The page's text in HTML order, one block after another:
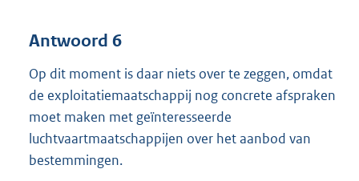
Antwoord 6
Op dit moment is daar niets over te zeggen, omdat
de exploitatiemaatschappij nog concrete afspraken
moet maken met geïnteresseerde
luchtvaartmaatschappijen over het aanbod van
bestemmingen.